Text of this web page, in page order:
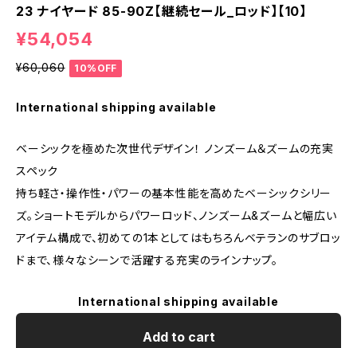
23 ナイヤード 85-90Z【継続セール_ロッド】【10】
¥54,054
¥60,060 10%OFF
International shipping available
ベーシックを極めた次世代デザイン！ ノンズーム＆ズームの充実
スペック
持ち軽さ・操作性・パワーの基本性能を高めたベーシックシリー
ズ。ショートモデルからパワーロッド、ノンズーム&ズームと幅広い
アイテム構成で、初めての1本としてはもちろんベテランのサブロッ
ドまで、様々なシーンで活躍する充実のラインナップ。
International shipping available
Add to cart